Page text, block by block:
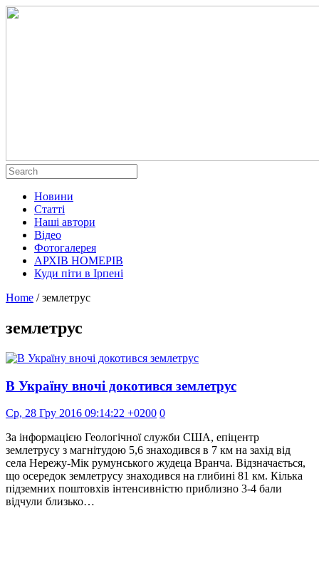
Новини
Статті
Наші автори
Відео
Фотогалерея
АРХІВ НОМЕРІВ
Куди піти в Ірпені
Home / землетрус
землетрус
В Україну вночі докотився землетрус
Ср, 28 Гру 2016 09:14:22 +0200 0
За інформацією Геологічної служби США, епіцентр
землетрусу з магнітудою 5,6 знаходився в 7 км на захід від
села Нережу-Мік румунського жудеца Вранча. Відзначається,
що осередок землетрусу знаходився на глибині 81 км. Кілька
підземних поштовхів інтенсивністю приблизно 3-4 бали
відчули близько…